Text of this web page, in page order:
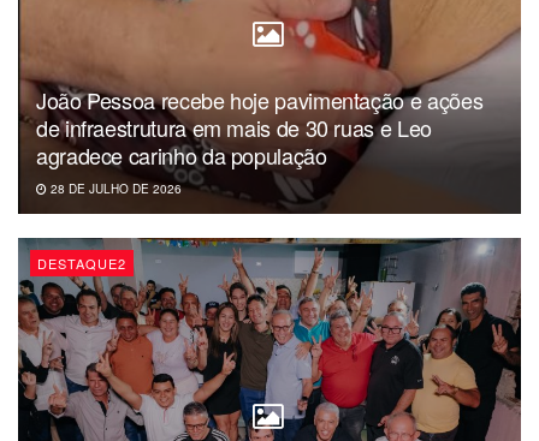
João Pessoa recebe hoje pavimentação e ações
de infraestrutura em mais de 30 ruas e Leo
agradece carinho da população
28 DE JULHO DE 2026
DESTAQUE2